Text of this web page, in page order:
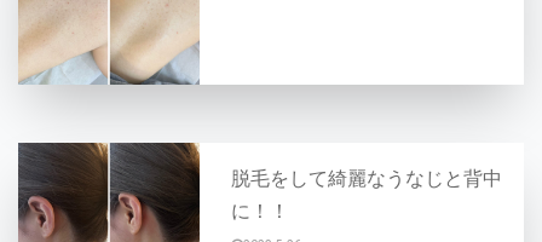
脱毛をして綺麗なうなじと背中
に！！